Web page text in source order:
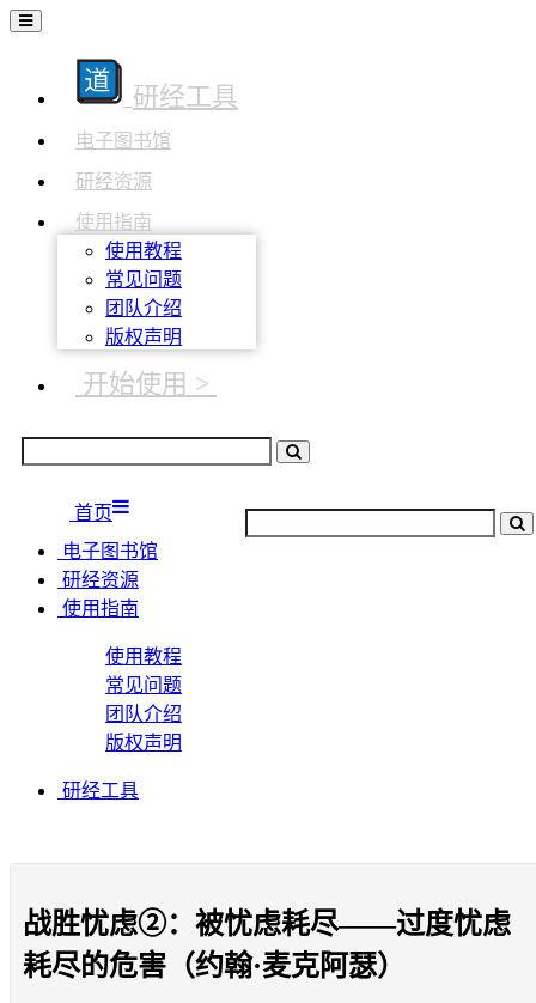
研经工具
电子图书馆
研经资源
使用指南
使用教程
常见问题
团队介绍
版权声明
开始使用 >
首页
电子图书馆
研经资源
使用指南
使用教程
常见问题
团队介绍
版权声明
研经工具
战胜忧虑②：被忧虑耗尽——过度忧虑
耗尽的危害（约翰·麦克阿瑟）